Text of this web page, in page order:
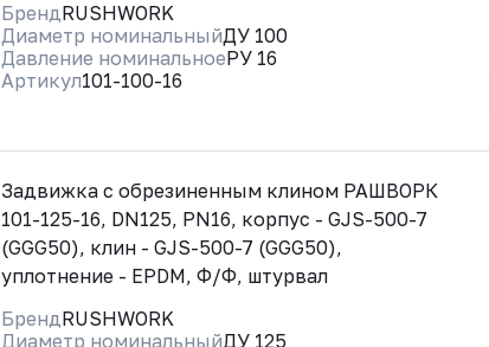
БрендRUSHWORK
Диаметр номинальныйДУ 100
Давление номинальноеРУ 16
Артикул101-100-16
Задвижка с обрезиненным клином РАШВОРК
101-125-16, DN125, PN16, корпус - GJS-500-7
(GGG50), клин - GJS-500-7 (GGG50),
уплотнение - EPDM, Ф/Ф, штурвал
БрендRUSHWORK
Диаметр номинальныйДУ 125